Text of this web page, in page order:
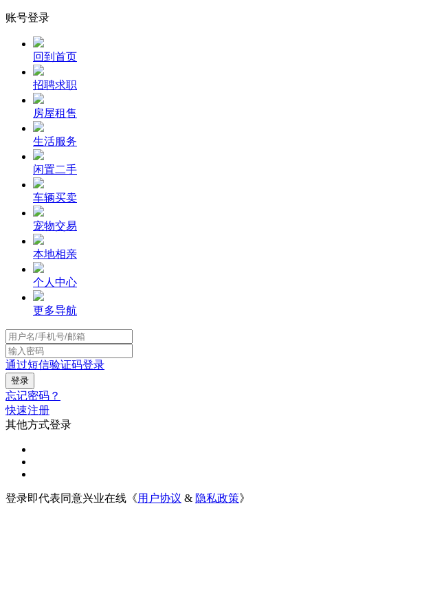
账号登录
回到首页
招聘求职
房屋租售
生活服务
闲置二手
车辆买卖
宠物交易
本地相亲
个人中心
更多导航
通过短信验证码登录
忘记密码？
快速注册
其他方式登录
登录即代表同意兴业在线《用户协议 & 隐私政策》